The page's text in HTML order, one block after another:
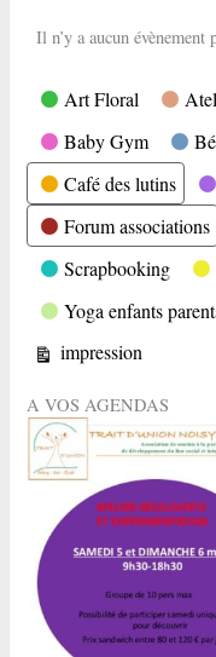
Il n’y a aucun
Catégories
Art Floral
Baby Gym
Café des lutins
Forum associations
Scrapbooking
Yoga enfants
Vue
impression
A VOS AGENDAS